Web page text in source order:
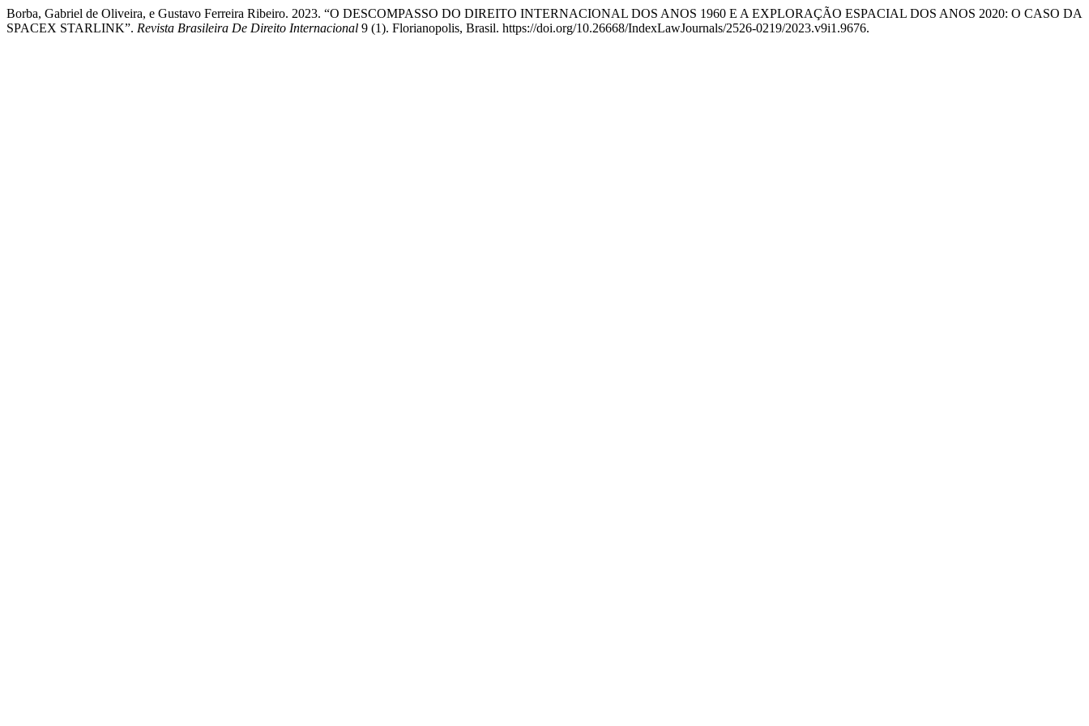
Borba, Gabriel de Oliveira, e Gustavo Ferreira Ribeiro. 2023. “O DESCOMPASSO DO DIREITO INTERNACIONAL DOS ANOS 1960 E A EXPLORAÇÃO ESPACIAL DOS ANOS 2020: O CASO DA
SPACEX STARLINK”. Revista Brasileira De Direito Internacional 9 (1). Florianopolis, Brasil. https://doi.org/10.26668/IndexLawJournals/2526-0219/2023.v9i1.9676.